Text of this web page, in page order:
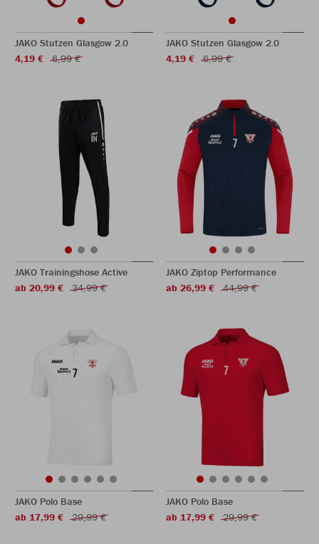
JAKO Stutzen Glasgow 2.0
4,19 €
6,99 €
JAKO Stutzen Glasgow 2.0
4,19 €
6,99 €
JAKO Trainingshose Active
ab 20,99 €
34,99 €
JAKO Ziptop Performance
ab 26,99 €
44,99 €
JAKO Polo Base
ab 17,99 €
29,99 €
JAKO Polo Base
ab 17,99 €
29,99 €